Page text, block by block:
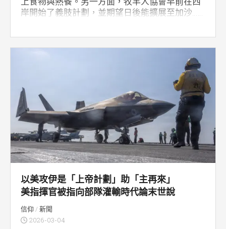
岸開始了義肢計劃，並期望日後能擴展至加沙……
以美攻伊是「上帝計劃」助「主再來」
美指揮官被指向部隊灌輸時代論末世說
信仰 /新聞
2026-03-04